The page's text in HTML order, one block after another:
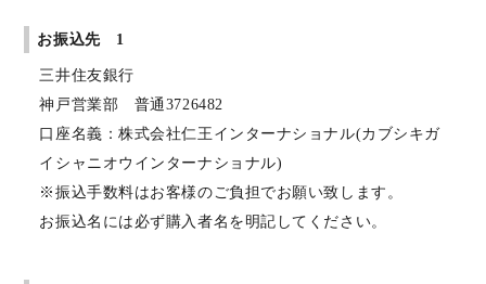
お振込先 1
三井住友銀行
神戸営業部 普通3726482
口座名義：株式会社仁王インターナショナル(カブシキガ
イシャニオウインターナショナル)
※振込手数料はお客様のご負担でお願い致します。
お振込名には必ず購入者名を明記してください。